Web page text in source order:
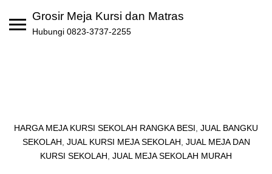
Grosir Meja Kursi dan Matras
Hubungi 0823-3737-2255
HARGA MEJA KURSI SEKOLAH RANGKA BESI JUAL BANGKU
SEKOLAH JUAL KURSI MEJA SEKOLAH JUAL MEJA DAN
KURSI SEKOLAH JUAL MEJA SEKOLAH MURAH